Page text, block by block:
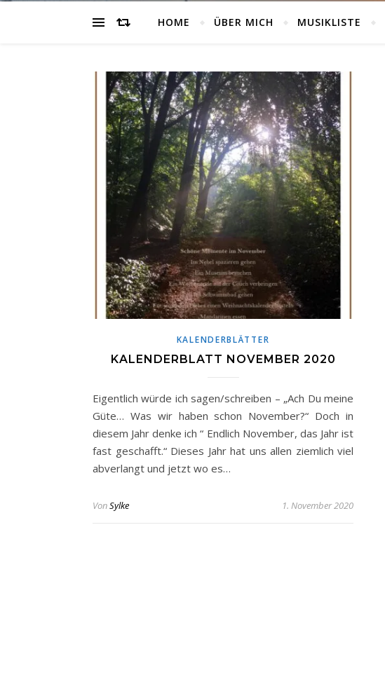
HOME ÜBER MICH MUSIKLISTE
KALENDERBLÄTTER
KALENDERBLATT NOVEMBER 2020
Eigentlich würde ich sagen/schreiben – „Ach Du meine
Güte… Was wir haben schon November?“ Doch in
diesem Jahr denke ich “ Endlich November, das Jahr ist
fast geschafft.“ Dieses Jahr hat uns allen ziemlich viel
abverlangt und jetzt wo es…
VonSylke 1. November 2020